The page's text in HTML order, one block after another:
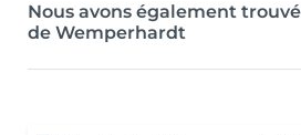
Nous avons également
de Wemperhardt